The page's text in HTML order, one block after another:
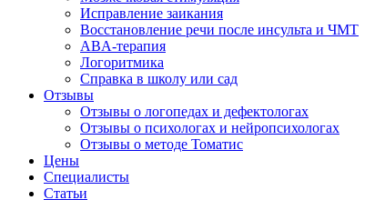
Исправление заикания
Восстановление речи после инсульта и ЧМТ
ABA-терапия
Логоритмика
Справка в школу или сад
Отзывы
Отзывы о логопедах и дефектологах
Отзывы о психологах и нейропсихологах
Отзывы о методе Томатис
Цены
Специалисты
Статьи